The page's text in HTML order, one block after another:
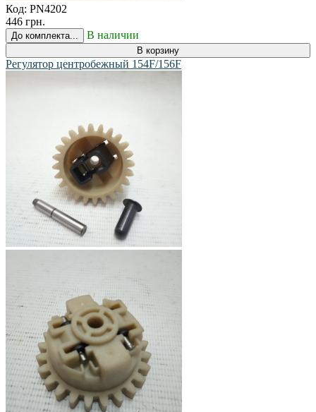
Код: PN4202
446 грн.
До комплекта... В наличии
В корзину
Регулятор центробежный 154F/156F